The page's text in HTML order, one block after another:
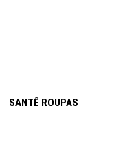
SANTÊ ROUPAS